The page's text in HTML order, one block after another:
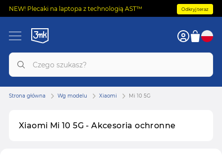
NEW! Plecaki na laptopa z technologią AST™ Odkryj teraz
Xiaomi Mi 10 5G - Akcesoria ochronne
Strona główna Wg modelu Xiaomi Mi 10 5G